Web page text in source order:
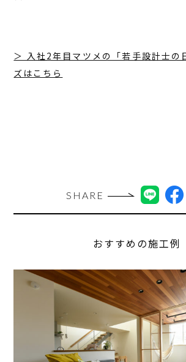
＞ 入社2年目マツメの「若手設計士の
ズはこちら
SHARE
おすすめの施工例